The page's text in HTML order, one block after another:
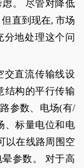
。 尽管对降低
直到现在, 市场
分地处理这个问
交直流传输线设
结构的平行传输
参数、电场(有/
、标量电位和电
以在线路周围空
参数。 对于高